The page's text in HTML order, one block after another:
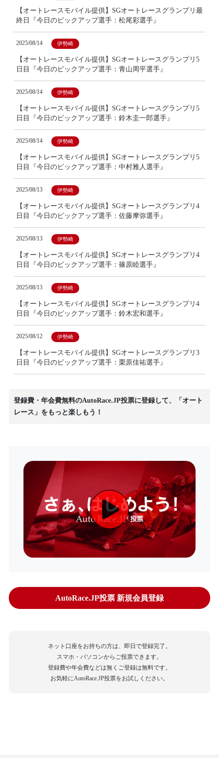
【オートレースモバイル提供】SGオートレースグランプリ最
終日『今日のピックアップ選手：松尾彩選手』
2025/08/14 伊勢崎
【オートレースモバイル提供】SGオートレースグランプリ5
日目『今日のピックアップ選手：青山周平選手』
2025/08/14 伊勢崎
【オートレースモバイル提供】SGオートレースグランプリ5
日目『今日のピックアップ選手：鈴木圭一郎選手』
2025/08/14 伊勢崎
【オートレースモバイル提供】SGオートレースグランプリ5
日目『今日のピックアップ選手：中村雅人選手』
2025/08/13 伊勢崎
【オートレースモバイル提供】SGオートレースグランプリ4
日目『今日のピックアップ選手：佐藤摩弥選手』
2025/08/13 伊勢崎
【オートレースモバイル提供】SGオートレースグランプリ4
日目『今日のピックアップ選手：篠原睦選手』
2025/08/13 伊勢崎
【オートレースモバイル提供】SGオートレースグランプリ4
日目『今日のピックアップ選手：鈴木宏和選手』
2025/08/12 伊勢崎
【オートレースモバイル提供】SGオートレースグランプリ3
日目『今日のピックアップ選手：栗原佳祐選手』
登録費・年会費無料のAutoRace.JP投票に登録して、「オート
レース」をもっと楽しもう！
AutoRace.JP投票 新規会員登録
ネット口座をお持ちの方は、即日で登録完了。
スマホ・パソコンからご投票できます。
登録費や年会費などは無くご登録は無料です。
お気軽にAutoRace.JP投票をお試しください。